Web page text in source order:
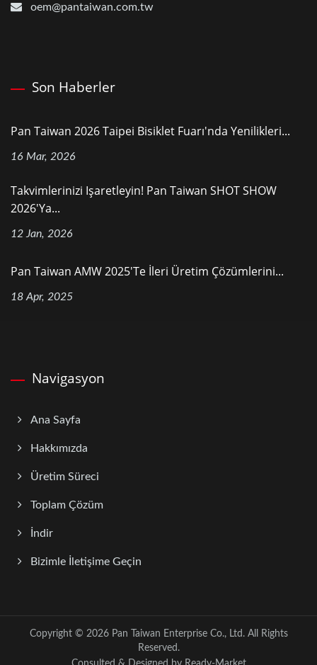
oem@pantaiwan.com.tw
Son Haberler
Pan Taiwan 2026 Taipei Bisiklet Fuarı'nda Yenilikleri...
16 Mar, 2026
Takvimlerinizi Işaretleyin! Pan Taiwan SHOT SHOW
2026'ya...
12 Jan, 2026
Pan Taiwan AMW 2025'te İleri Üretim Çözümlerini...
18 Apr, 2025
Navigasyon
Ana Sayfa
Hakkımızda
Üretim Süreci
Toplam Çözüm
İndir
Bizimle İletişime Geçin
Copyright © 2026 Pan Taiwan Enterprise Co., Ltd.All Rights
Reserved.